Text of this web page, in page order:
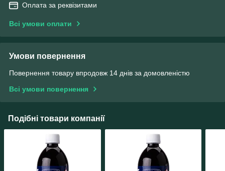
Оплата за реквізитами
Всі умови оплати
Умови повернення
Повернення товару впродовж 14 днів за домовленістю
Всі умови повернення
Подібні товари компанії